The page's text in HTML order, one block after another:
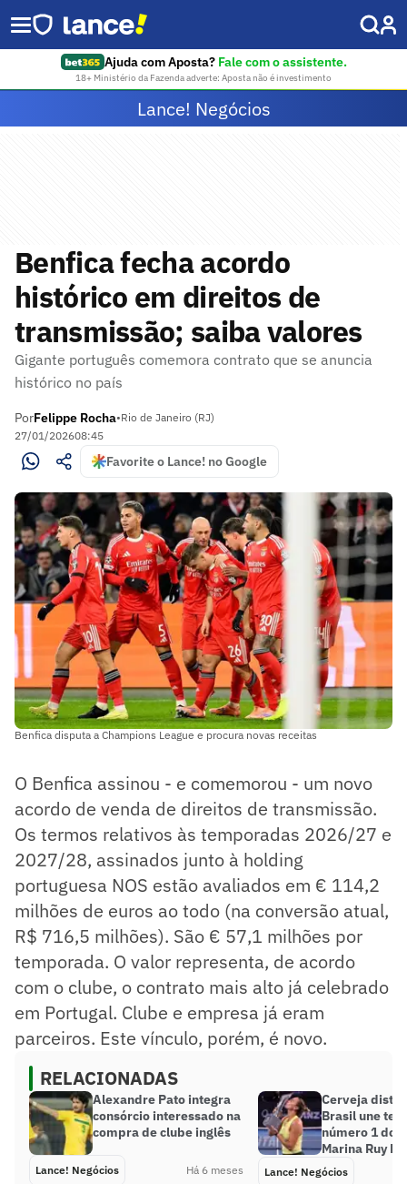
Ajuda com Aposta? Fale com o assistente.
18+ Ministério da Fazenda adverte: Aposta não é investimento
Lance! Negócios
Benfica fecha acordo
histórico em direitos de
transmissão; saiba valores
Gigante português comemora contrato que se anuncia
histórico no país
PorFelippe Rocha•Rio de Janeiro (RJ)
27/01/202608:45
Favorite o Lance! no Google
Benfica disputa a Champions League e procura novas receitas
O Benfica assinou - e comemorou - um novo
acordo de venda de direitos de transmissão.
Os termos relativos às temporadas 2026/27 e
2027/28, assinados junto à holding
portuguesa NOS estão avaliados em € 114,2
milhões de euros ao todo (na conversão atual,
R$ 716,5 milhões). São € 57,1 milhões por
temporada. O valor representa, de acordo
com o clube, o contrato mais alto já celebrado
em Portugal. Clube e empresa já eram
parceiros. Este vínculo, porém, é novo.
RELACIONADAS
Alexandre Pato integra
consórcio interessado na
compra de clube inglês
Lance! Negócios Há 6 meses
Cerveja
Brasil une
número 1 do
Marina Ruy
Lance! Negócios